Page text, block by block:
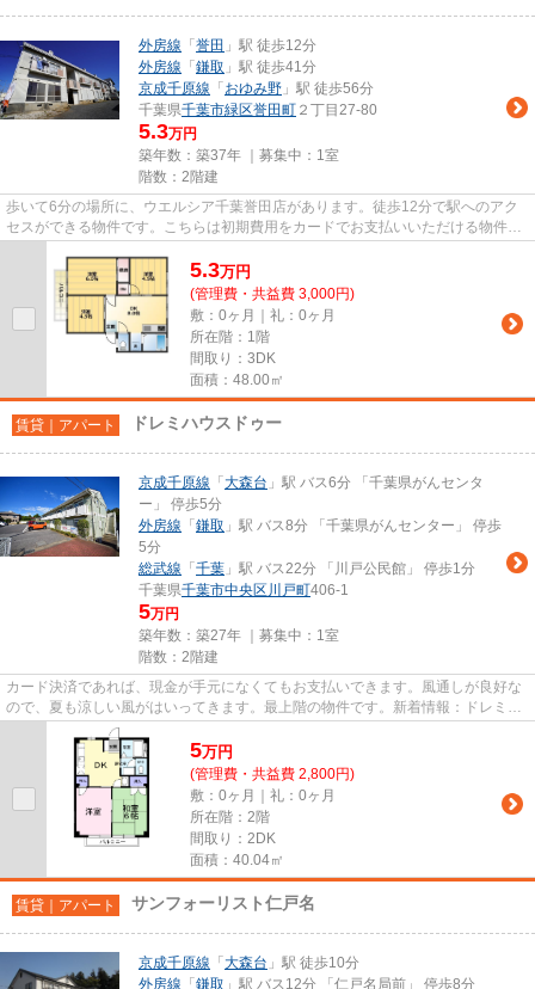
外房線 「 誉田 」駅 徒歩12分
外房線 「 鎌取 」駅 徒歩41分
京成千原線 「 おゆみ野 」駅 徒歩56分
千葉県千葉市緑区誉田町 ２丁目27-80
5.3万円
築年数：築37年 ｜募集中： 1室
階数：2階建
歩いて6分の場所に、ウエルシア千葉誉田店があります。徒歩12分で駅へのアク
セスができる物件です。こちらは初期費用をカードでお支払いいただける物件で
5.3万円
(管理費・共益費 3,000円)
敷：0ヶ月｜礼：0ヶ月
所在階：1階
間取り：3DK
面積：48.00㎡
賃貸｜アパート ドレミハウスドゥー
京成千原線 「 大森台 」駅 バス6分 「千葉県がんセンタ
ー」 停歩5分
外房線 「 鎌取 」駅 バス8分 「千葉県がんセンター」 停歩
5分
総武線 「 千葉 」駅 バス22分 「川戸公民館」 停歩1分
千葉県千葉市中央区 川戸町406-1
5万円
築年数：築27年 ｜募集中： 1室
階数：2階建
カード決済であれば、現金が手元になくてもお支払いできます。風通しが良好な
ので、夏も涼しい風がはいってきます。最上階の物件です。新着情報：ドレミハ
ウスドゥーの空室情報ならコ...
5万円
(管理費・共益費 2,800円)
敷：0ヶ月｜礼：0ヶ月
所在階：2階
間取り：2DK
面積：40.04㎡
賃貸｜アパート サンフォーリスト仁戸名
京成千原線 「 大森台 」駅 徒歩10分
外房線 「 鎌取 」駅 バス12分 「仁戸名局前」 停歩8分